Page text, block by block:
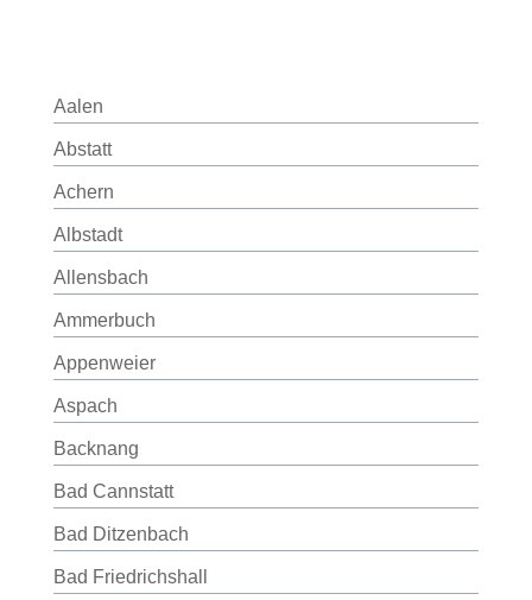
Aalen
Abstatt
Achern
Albstadt
Allensbach
Ammerbuch
Appenweier
Aspach
Backnang
Bad Cannstatt
Bad Ditzenbach
Bad Friedrichshall